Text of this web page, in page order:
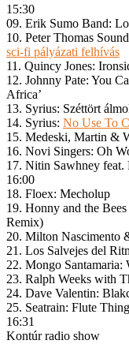
15:30
09. Erik Sumo Band:
10. Peter Thomas
sci-fi pályázati felhívás
11. Quincy Jones:
12. Johnny Pate: You
Africa’
13. Syrius: Széttört
14. Syrius: No Use To
15. Medeski, Martin &
16. Novi Singers: Oh
17. Nitin Sawhney feat.
16:00
18. Floex: Mecholup
19. Honny and the
Remix)
20. Milton Nascimento
21. Los Salvejes del
22. Mongo Santamaria:
23. Ralph Weeks with
24. Dave Valentin:
25. Seatrain: Flute
16:31
Kontúr radio show